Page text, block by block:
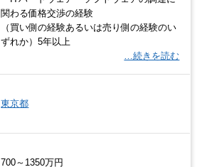
関わる価格交渉の経験
（買い側の経験あるいは売り側の経験のい
ずれか）5年以上
…続きを読む
東京都
700～1350万円